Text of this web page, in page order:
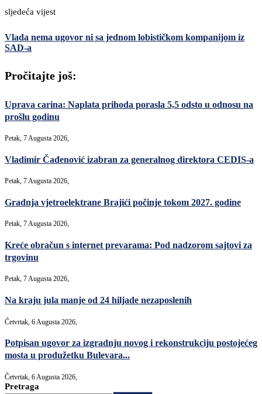
sljedeća vijest
Vlada nema ugovor ni sa jednom lobističkom kompanijom iz
SAD-a
Pročitajte još:
Uprava carina: Naplata prihoda porasla 5,5 odsto u odnosu na
prošlu godinu
Petak, 7 Augusta 2026,
Vladimir Čađenović izabran za generalnog direktora CEDIS-a
Petak, 7 Augusta 2026,
Gradnja vjetroelektrane Brajići počinje tokom 2027. godine
Petak, 7 Augusta 2026,
Kreće obračun s internet prevarama: Pod nadzorom sajtovi za
trgovinu
Petak, 7 Augusta 2026,
Na kraju jula manje od 24 hiljade nezaposlenih
Četvrtak, 6 Augusta 2026,
Potpisan ugovor za izgradnju novog i rekonstrukciju postojećeg
mosta u produžetku Bulevara...
Četvrtak, 6 Augusta 2026,
Pretraga